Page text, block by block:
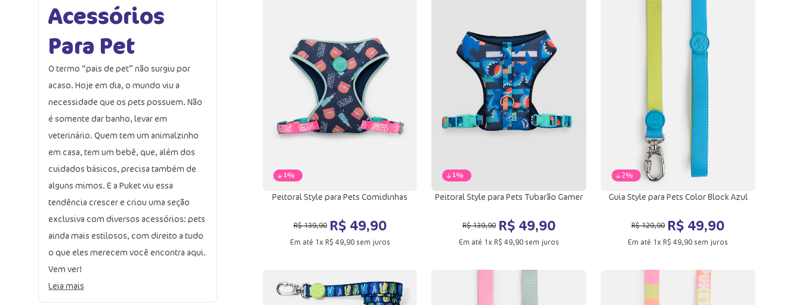
Acessórios
Para Pet
O termo “pais de pet” não surgiu por
acaso. Hoje em dia, o mundo viu a
necessidade que os pets possuem. Não
é somente dar banho, levar em
veterinário. Quem tem um animalzinho
em casa, tem um bebê, que, além dos
cuidados básicos, precisa também de
alguns mimos. E a Puket viu essa
tendência crescer e criou uma seção
exclusiva com diversos acessórios: pets
ainda mais estilosos, com direito a tudo
o que eles merecem você encontra aqui.
Vem ver!
Leia mais
-64%
Peitoral Style para Pets Comidinhas
R$139,90 R$ 49,90
Em até 1xR$ 49,90sem juros
-64%
Peitoral Style para Pets Tubarão Gamer
R$139,90 R$ 49,90
Em até 1xR$ 49,90sem juros
-62%
Guia Style para Pets Color Block Azul
R$129,90 R$ 49,90
Em até 1xR$ 49,90 sem juros